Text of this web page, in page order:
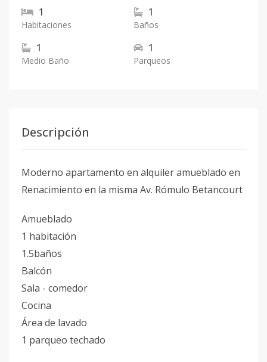
1
Habitaciones
1
Baños
1
Medio Baño
1
Parqueos
Descripción
Moderno apartamento en alquiler amueblado en
Renacimiento en la misma Av. Rómulo Betancourt
Amueblado
1 habitación
1.5baños
Balcón
Sala - comedor
Cocina
Área de lavado
1 parqueo techado